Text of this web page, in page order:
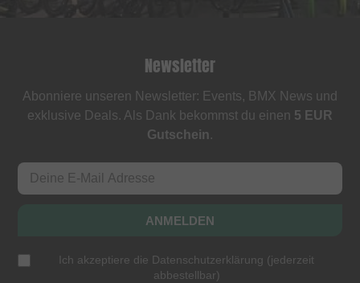
Newsletter
Abonniere unseren Newsletter: Events, BMX News und
exklusive Deals. Als Dank bekommst du einen 5 EUR
Gutschein.
ANMELDEN
Ich akzeptiere die Datenschutzerklärung (jederzeit
abbestellbar)